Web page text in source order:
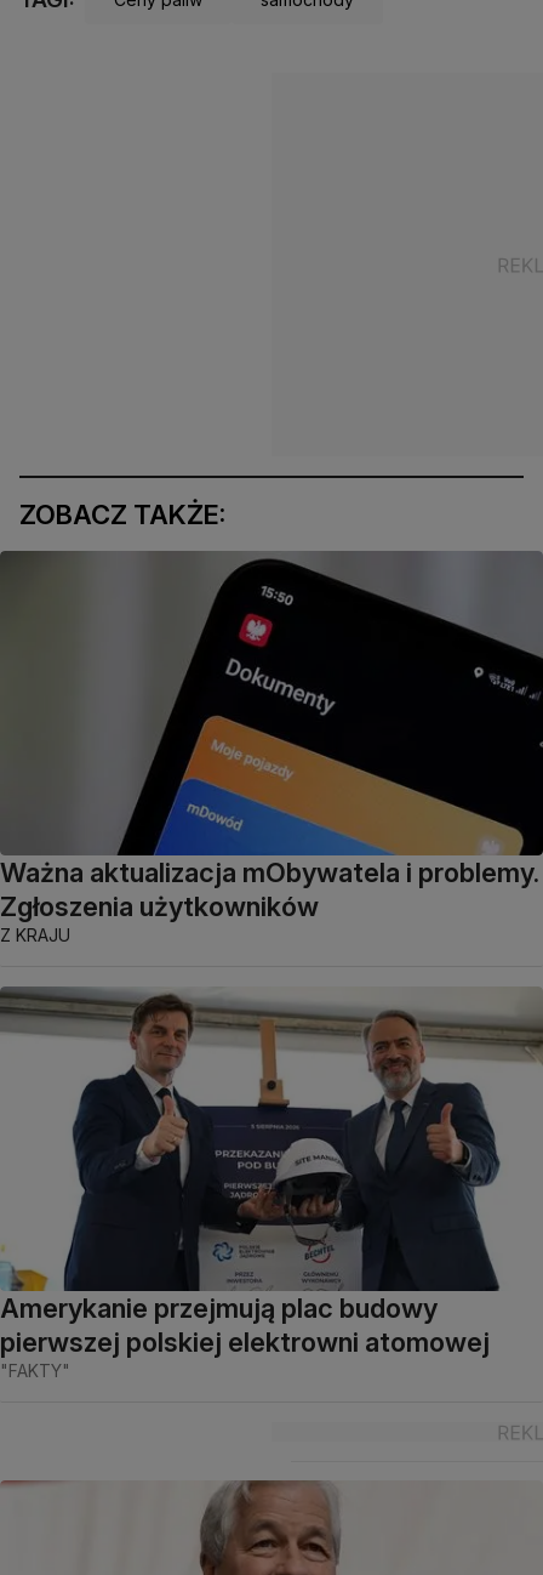
ZOBACZ TAKŻE:
Ważna aktualizacja mObywatela i problemy.
Zgłoszenia użytkowników
Z KRAJU
Amerykanie przejmują plac budowy
pierwszej polskiej elektrowni atomowej
"FAKTY"